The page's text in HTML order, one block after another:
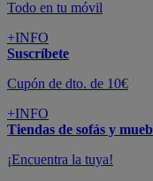
Todo en tu móvil
+INFO
Suscríbete
Cupón de dto. de 10€
+INFO
Tiendas de sofás y
¡Encuentra la tuya!